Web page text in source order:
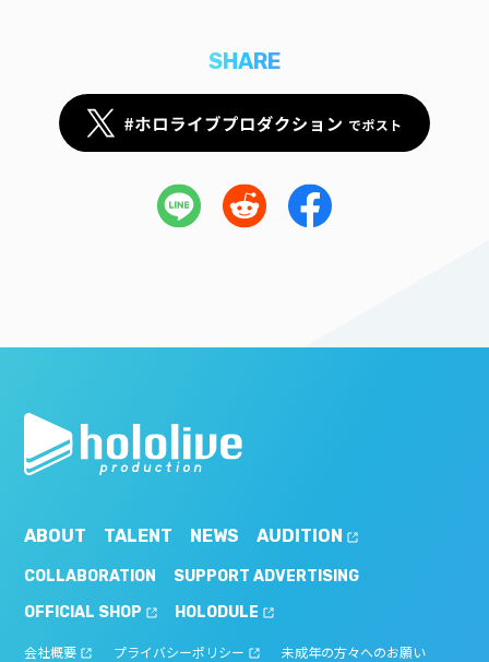
SHARE
ABOUT TALENT NEWS AUDITION
COLLABORATION
SUPPORT ADVERTISING
OFFICIAL SHOP
HOLODULE
会社概要 プライバシーポリシー 未成年の方々へのお願い